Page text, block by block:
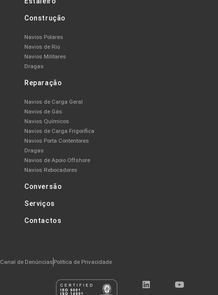
Construção
Navios Polares
Navios de Rio
Navios Militares
Dragas
Reparação
Navios de Carga Geral
Navios de Gás
Navios Químicos
Navios de Carga Frigorífica
Navios Porta Contentores
Dragas
Navios de Apoio Offshore
Navios Rebocadores
Conversão
Serviços
Contactos
Canal de Denúncias Política de Privacidade